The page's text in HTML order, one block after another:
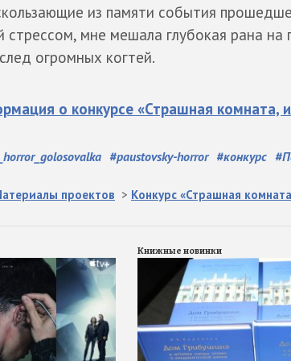
из памяти события
стрессом, мне мешала глубокая рана на
огромных когтей.
о конкурсе «Страшная комната,
#paustovsky-horror #конкурс #
проектов > Конкурс «Страшная
Книжные новинки